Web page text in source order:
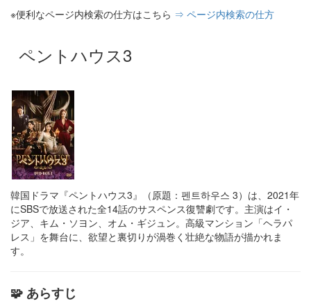
※便利なページ内検索の仕方はこちら ⇒ ページ内検索の仕方
ペントハウス3
韓国ドラマ『ペントハウス3』（原題：펜트하우스 3）は、2021年
にSBSで放送された全14話のサスペンス復讐劇です。​主演はイ・
ジア、キム・ソヨン、オム・ギジュン。​高級マンション「ヘラパ
レス」を舞台に、欲望と裏切りが渦巻く壮絶な物語が描かれま
す。
🧩 あらすじ